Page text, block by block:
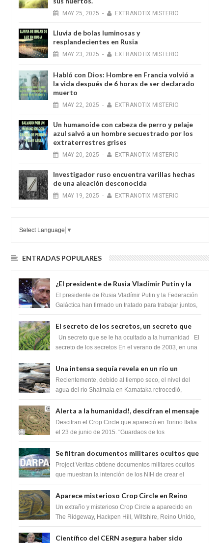
MAY 25, 2025 - EXTRANOTIX MISTERIO
Lluvia de bolas luminosas y
resplandecientes en Rusia
MAY 23, 2025 - EXTRANOTIX MISTERIO
Habló con Dios: Hombre en Francia volvió a
la vida después de 6 horas de ser declarado
muerto
MAY 22, 2025 - EXTRANOTIX MISTERIO
Un humanoide con cabeza de perro у pelaje
azul salvó a un hombre secuestrado por los
extraterrestres grises
MAY 20, 2025 - EXTRANOTIX MISTERIO
Investigador ruso encuentra varillas hechas
de una aleación desconocida
MAY 19, 2025 - EXTRANOTIX MISTERIO
Select Language ▼
ENTRADAS POPULARES
¿El presidente de Rusia Vladímir Putin y la
Federación Galactica han firmado un
tratado para acabar con los Sionistas?
El presidente de Rusia Vladímir Putin y la Federación
Galáctica han firmado un tratado para trabajar juntos,
El secreto de los secretos, un secreto que
cambiaría por completo el destino de la
humanidad
Un secreto que se le ha ocultado a la humanidad El
secreto de los secretos En el verano de 2003, en una
Una intensa sequía revela en un río un
impresionante hallazgo de miles de Shiva
Lingas
Recientemente, debido al tiempo seco, el nivel del
agua del río Shalmala en Karnataka retrocedió,
Alerta a la humanidad!, descifran el mensaje
del Crop Circle de Torino ,Italia
Descifran el Crop Circle que apareció en Torino Italia
el 23 de junio de 2015. "Guardaos de los
Se filtran documentos militares ocultos que
muestran la intención de los NIH de crear el
SARS-CoV-2, utilizando la investigación de
Project Veritas obtiene documentos militares ocultos
que muestran la intención de los NIH de crear el
Aparece misterioso Crop Circle en Reino
Unido 23 de junio 2016
Un extraño y misterioso Crop Circle a aparecido en
The Ridgeway, Hackpen Hill, Wiltshire, Reino Unido,
Científico del CERN asegura haber sido